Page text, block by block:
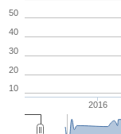
2016
10
20
30
40
50